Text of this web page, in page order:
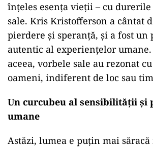
înțeles esența vieții – cu
sale. Kris Kristofferson a cântat
pierdere și speranță, și a fost un
autentic al experiențelor umane.
aceea, vorbele sale au rezonat
oameni, indiferent de loc sau
Un curcubeu al sensibilității
umane
Astăzi, lumea e puțin mai săracă